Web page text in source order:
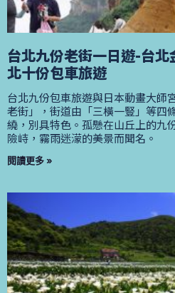
台北九份老街一日遊-台
北十份包車旅遊
台北九份包車旅遊與日本動畫大師
老街」，街道由「三橫一豎」等四
繞，別具特色。孤懸在山丘上的九
險峙，霧雨迷濛的美景而聞名。
閱讀更多 »